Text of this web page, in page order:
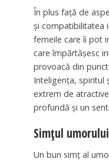
În plus față de
și compatibilitatea
femeile care îi pot
care împărtășesc
provoacă din
Inteligența, spiritul
extrem de
profundă și un
Simțul umorului
Un bun simț al